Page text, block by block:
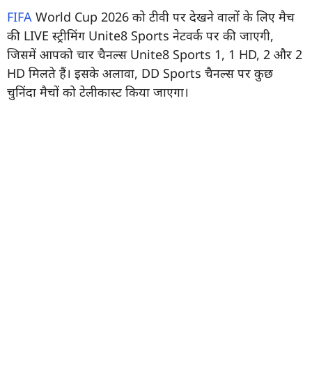
FIFA World Cup 2026 को टीवी पर देखने वालों के लिए मैच
की LIVE स्ट्रीमिंग Unite8 Sports नेटवर्क पर की जाएगी,
जिसमें आपको चार चैनल्स Unite8 Sports 1, 1 HD, 2 और 2
HD मिलते हैं। इसके अलावा, DD Sports चैनल्स पर कुछ
चुनिंदा मैचों को टेलीकास्ट किया जाएगा।